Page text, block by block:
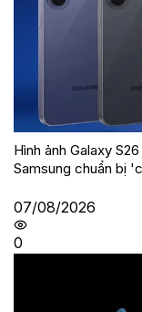
Hình ảnh Galaxy
Samsung chuẩn bị
07/08/2026
0